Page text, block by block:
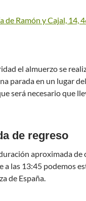
el almuerzo se
parada en un lugar
será necesario que
de regreso
aproximada de
a las 13:45 podemos
de España.